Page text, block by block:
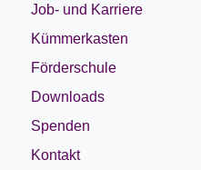
Job- und Karriere
Kümmerkasten
Förderschule
Downloads
Spenden
Kontakt